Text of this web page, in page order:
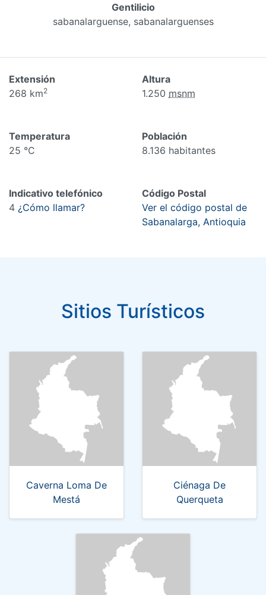
Gentilicio
sabanalarguense, sabanalarguenses
Extensión
268 km2
Altura
1.250 msnm
Temperatura
25 °C
Población
8.136 habitantes
Indicativo telefónico
4 ¿Cómo llamar?
Código Postal
Ver el código postal de
Sabanalarga, Antioquia
Sitios Turísticos
Caverna Loma De
Mestá
Ciénaga De
Querqueta